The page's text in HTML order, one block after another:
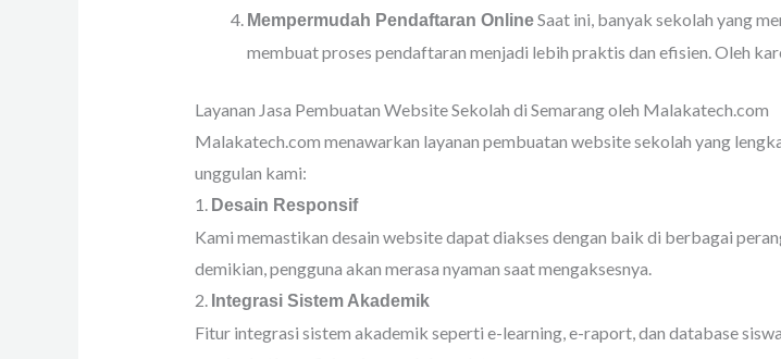
Mempermudah Pendaftaran OnlineSaat ini, banyak sekolah yang
membuat proses pendaftaran menjadi lebih praktis dan efisien. Oleh
Layanan Jasa Pembuatan Website Sekolah di Semarang oleh Malakatech.com
Malakatech.com menawarkan layanan pembuatan website sekolah yang
unggulan kami:
1. Desain Responsif
Kami memastikan desain website dapat diakses dengan baik di berbagai
demikian, pengguna akan merasa nyaman saat mengaksesnya.
2. Integrasi Sistem Akademik
Fitur integrasi sistem akademik seperti e-learning, e-raport, dan database